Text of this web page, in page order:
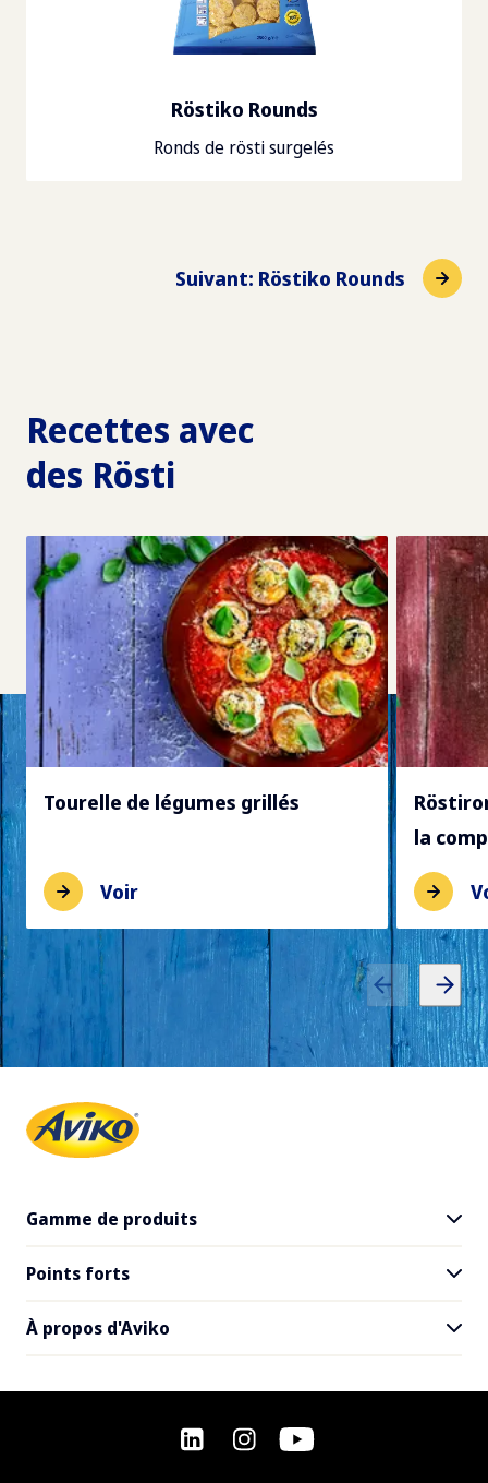
Suivant: Röstiko Rounds
Röstiko Rounds
Ronds de rösti surgelés
Recettes avec
des Rösti
Tourelle de légumes grillés
Voir
la
Gamme de produits
Tous les produits
SuperCrunch
Points forts
Inspiration pour les restaurants
À propos d'Aviko
Contact
Questions fréquemment posées